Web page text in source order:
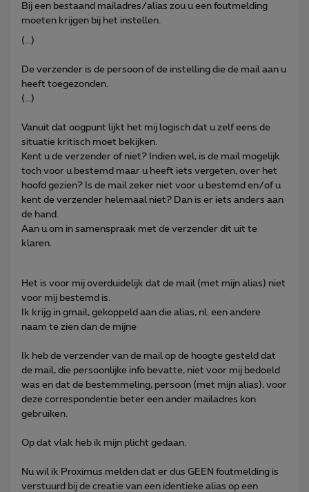
Bij een bestaand mailadres/alias zou u een foutmelding
moeten krijgen bij het instellen.
(...)
De verzender is de persoon of de instelling die de mail aan u
heeft toegezonden.
(...)
Vanuit dat oogpunt lijkt het mij logisch dat u zelf eens de
situatie kritisch moet bekijken.
Kent u de verzender of niet? Indien wel, is de mail mogelijk
toch voor u bestemd maar u heeft iets vergeten, over het
hoofd gezien? Is de mail zeker niet voor u bestemd en/of u
kent de verzender helemaal niet? Dan is er iets anders aan
de hand.
Aan u om in samenspraak met de verzender dit uit te
klaren.
Het is voor mij overduidelijk dat de mail (met mijn alias) niet
voor mij bestemd is.
Ik krijg in gmail, gekoppeld aan die alias, nl. een andere
naam te zien dan de mijne
Ik heb de verzender van de mail op de hoogte gesteld dat
de mail, die persoonlijke info bevatte, niet voor mij bedoeld
was en dat de bestemmeling, persoon (met mijn alias), voor
deze correspondentie beter een ander mailadres kon
gebruiken.
Op dat vlak heb ik mijn plicht gedaan.
Nu wil ik Proximus melden dat er dus GEEN foutmelding is
verstuurd bij de creatie van een identieke alias op een